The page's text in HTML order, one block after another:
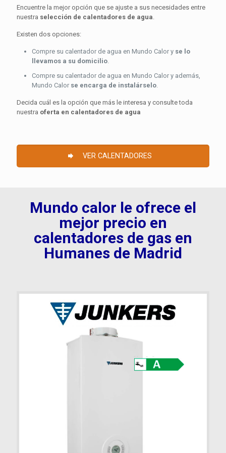
Encuentre la mejor opción que se ajuste a sus necesidades entre
nuestra selección de calentadores de agua
Existen dos opciones:
Compre su calentador de agua en Mundo Calor y se lo
llevamos a su domicilio
Compre su calentador de agua en Mundo Calor y además,
Mundo Calor se encarga de instalárselo
Decida cuál es la opción que más le interesa y consulte toda
nuestra oferta en calentadores de agua
VER CALENTADORES
Mundo calor le ofrece el
mejor precio en
calentadores de gas en
Humanes de Madrid